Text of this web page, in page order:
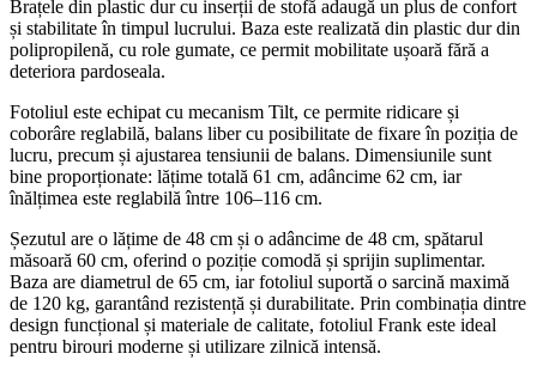
Brațele din plastic dur cu inserții de stofă adaugă un plus de confort
și stabilitate în timpul lucrului. Baza este realizată din plastic dur din
polipropilenă, cu role gumate, ce permit mobilitate ușoară fără a
deteriora pardoseala.
Fotoliul este echipat cu mecanism Tilt, ce permite ridicare și
coborâre reglabilă, balans liber cu posibilitate de fixare în poziția de
lucru, precum și ajustarea tensiunii de balans. Dimensiunile sunt
bine proporționate: lățime totală 61 cm, adâncime 62 cm, iar
înălțimea este reglabilă între 106–116 cm.
Șezutul are o lățime de 48 cm și o adâncime de 48 cm, spătarul
măsoară 60 cm, oferind o poziție comodă și sprijin suplimentar.
Baza are diametrul de 65 cm, iar fotoliul suportă o sarcină maximă
de 120 kg, garantând rezistență și durabilitate. Prin combinația dintre
design funcțional și materiale de calitate, fotoliul Frank este ideal
pentru birouri moderne și utilizare zilnică intensă.